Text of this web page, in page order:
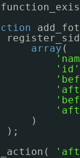
array (
'id'
)
);